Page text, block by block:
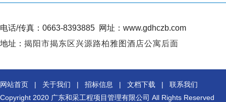
电话/传真：0663-8393885 网址：www.gdhczb.com
地址： 揭阳市揭东区兴源路柏雅图酒店公寓后面
网站首页 | 关于我们 | 招标信息 | 文档下载 | 联系我们
Copyright 2020 广东和采工程项目管理有限公司 All Rights Reserved